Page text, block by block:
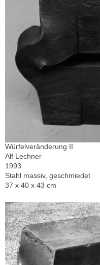
Würfelveränderung II
Alf Lechner
1993
Stahl massiv, geschmiedet
37 x 40 x 43 cm